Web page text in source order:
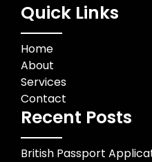
Quick Links
Home
About
Services
Contact
Recent Posts
British Passport